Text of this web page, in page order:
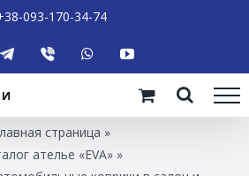
093-170-34-74
страница »
ателье «EVA» »